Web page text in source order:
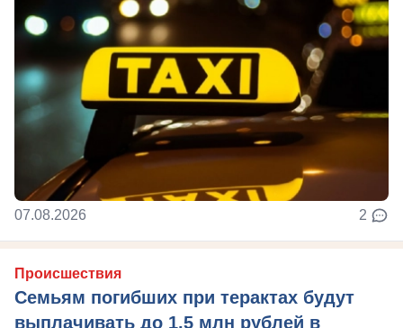
07.08.2026 2
Происшествия
Семьям погибших при терактах будут
выплачивать до 1,5 млн рублей в